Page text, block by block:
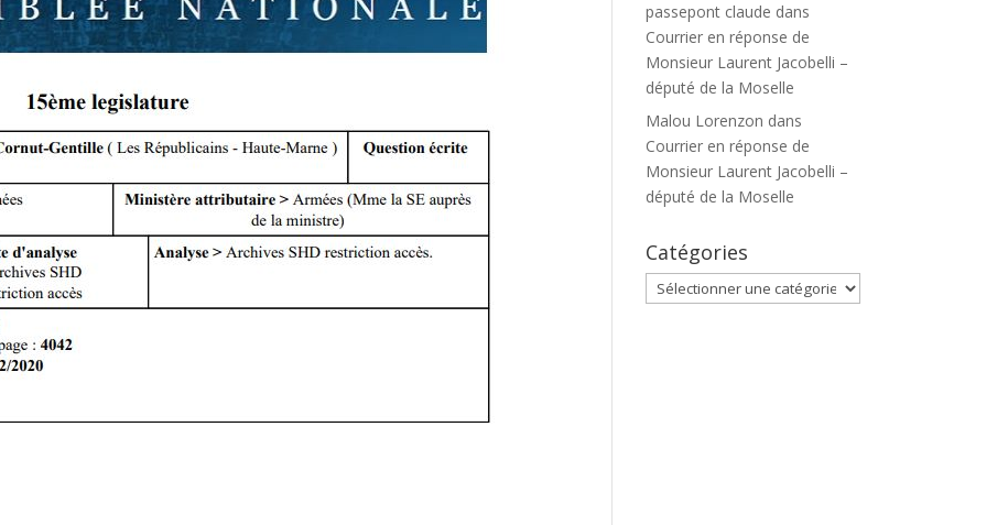
passepont claude dans
Courrier en réponse de
Monsieur Laurent Jacobelli –
député de la Moselle
Malou Lorenzon dans
Courrier en réponse de
Monsieur Laurent Jacobelli –
député de la Moselle
Catégories
Catégories